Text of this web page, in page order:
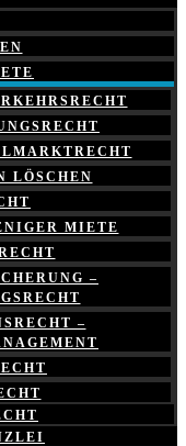
LÖSCHEN
MIETE
–
–